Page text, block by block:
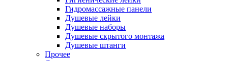
Гидромассажные панели
Душевые лейки
Душевые наборы
Душевые скрытого монтажа
Душевые штанги
Прочее